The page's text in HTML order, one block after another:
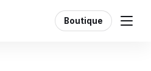
Boutique